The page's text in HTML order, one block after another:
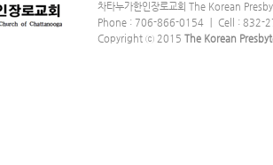
차타누가한인장로교회 The Korean
Phone : 706-866-0154 ｜ Cell : 832-
Copyright ⓒ 2015 The Korean